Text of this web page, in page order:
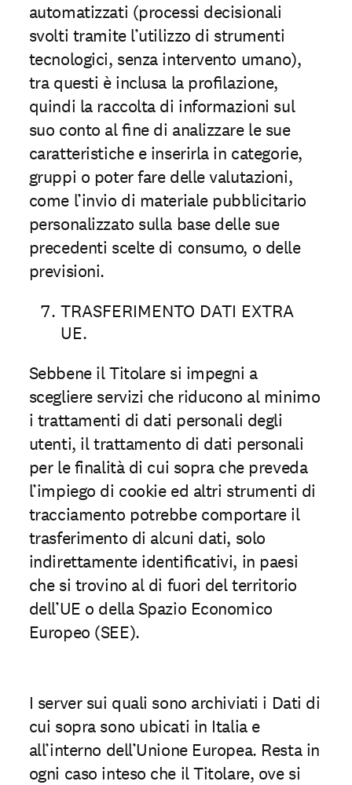
automatizzati (processi decisionali
svolti tramite l’utilizzo di strumenti
tecnologici, senza intervento umano),
tra questi è inclusa la proﬁlazione,
quindi la raccolta di informazioni sul
suo conto al ﬁne di analizzare le sue
caratteristiche e inserirla in categorie,
gruppi o poter fare delle valutazioni,
come l’invio di materiale pubblicitario
personalizzato sulla base delle sue
precedenti scelte di consumo, o delle
previsioni.
TRASFERIMENTO DATI EXTRA
UE.
Sebbene il Titolare si impegni a
scegliere servizi che riducono al minimo
i trattamenti di dati personali degli
utenti, il trattamento di dati personali
per le finalità di cui sopra che preveda
l’impiego di cookie ed altri strumenti di
tracciamento potrebbe comportare il
trasferimento di alcuni dati, solo
indirettamente identiﬁcativi, in paesi
che si trovino al di fuori del territorio
dell’UE o della Spazio Economico
Europeo (SEE).
I server sui quali sono archiviati i Dati di
cui sopra sono ubicati in Italia e
all’interno dell’Unione Europea. Resta in
ogni caso inteso che il Titolare, ove si